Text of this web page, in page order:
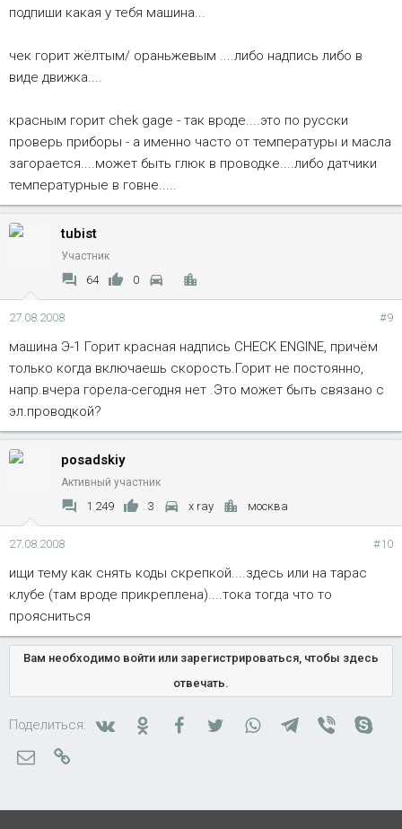
подпиши какая у тебя машина...
чек горит жёлтым/ ораньжевым ....либо надпись либо в
виде движка....
красным горит chek gage - так вроде....это по русски
проверь приборы - а именно часто от температуры и масла
загорается....может быть глюк в проводке....либо датчики
температурные в говне.....
tubist
Участник
64 0
27.08.2008 #9
машина Э-1 Горит красная надпись СHECK ENGINE, причём
только когда включаешь скорость.Горит не постоянно,
напр.вчера горела-сегодня нет .Это может быть связано с
эл.проводкой?
posadskiy
Активный участник
1 249 3 x ray москва
27.08.2008 #10
ищи тему как снять коды скрепкой....здесь или на тарас
клубе (там вроде прикреплена)....тока тогда что то
проясниться
Вам необходимо войти или зарегистрироваться, чтобы здесь
отвечать.
Поделиться: ВконтактеОдноклассники
FacebookTwitterWhatsAppTelegram
Viber
Электронная почта